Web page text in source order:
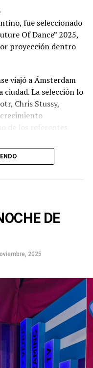
fue seleccionado
Of Dance” 2025,
proyección dentro
viajó a Ámsterdam
La selección lo
Chris Stussy,
DE
2025